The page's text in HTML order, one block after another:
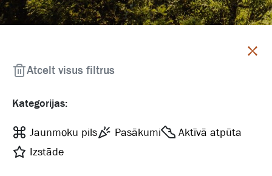
Kategorijas:
Jaunmoku pils Pasākumi
Aktīvā atpūta
Izstāde
Atcelt visus filtrus